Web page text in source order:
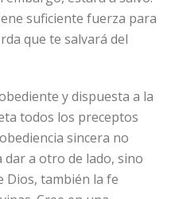
suficiente fuerza para
que te salvará del
y dispuesta a la
todos los preceptos
sincera no
a otro de lado, sino
Dios, también la fe